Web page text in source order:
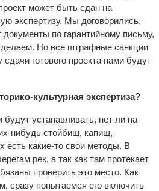
может быть сдан на
экспертизу. Мы договорились,
документы по гарантийному письму,
Но все штрафные санкции
готового проекта нами будут
культурная экспертиза?
устанавливать, нет ли на
нибудь стойбищ, капищ,
есть какие-то свои методы. В
рек, а так как там протекает
проверить это место. Как
сразу попытаемся его включить